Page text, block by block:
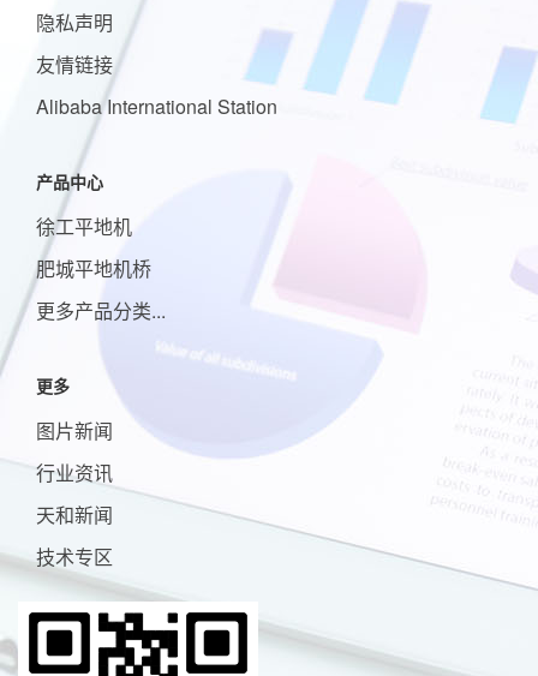
隐私声明
友情链接
Alibaba International Station
产品中心
徐工平地机
肥城平地机桥
更多产品分类...
更多
图片新闻
行业资讯
天和新闻
技术专区